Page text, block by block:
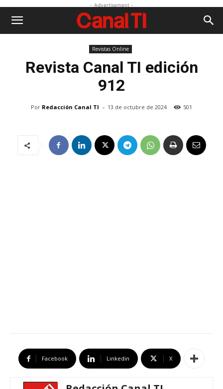
- Advertisement -
Revistas Online
Revista Canal TI edición
912
Por Redacción Canal TI - 13 de octubre de 2024 501
Facebook Linkedin X